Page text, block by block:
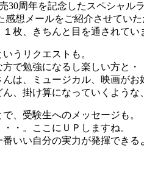
30周年を記念したスペシャル
感想メールをご紹介させていた
枚、きちんと目を通されてい
うリクエストも。
で勉強になるし楽しい方と・
は、ミュージカル、映画がお
、掛け算になっていくよう
、受験生へのメッセージも。
・。ここにＵＰしますね。
いい自分の実力が発揮でき